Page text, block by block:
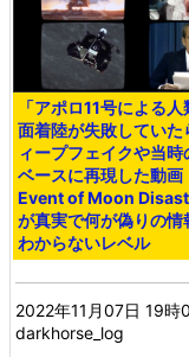
「アポロ11号による人
面着陸が失敗していた
ィープフェイクや当時
ベースに再現した動画
Event of Moon
が真実で何が偽りの情
わからないレベル
2022年11月07日 19時
darkhorse_log